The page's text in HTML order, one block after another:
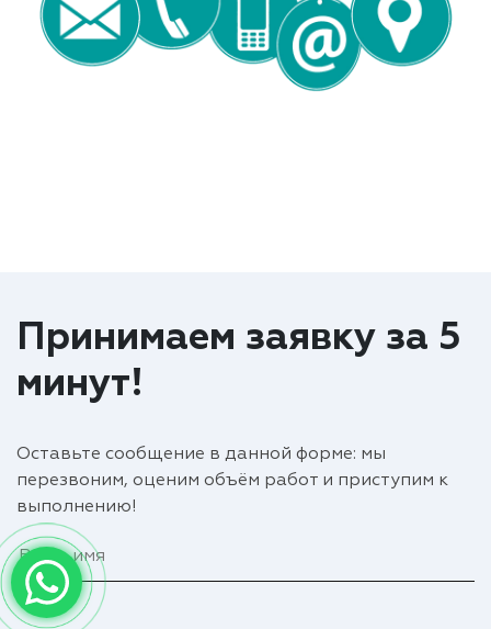
Принимаем заявку за 5
минут!
Оставьте сообщение в данной форме: мы
перезвоним, оценим объём работ и приступим к
выполнению!